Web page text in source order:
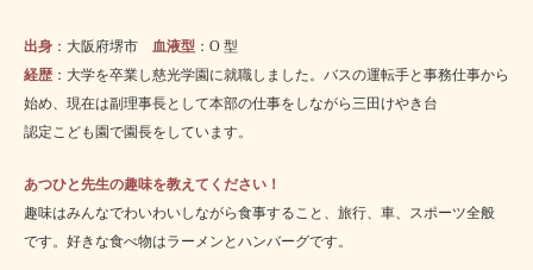
出身 ： 大阪府堺市 血液型 ： O 型
経歴 ： 大学を卒業し慈光学園に就職しました。バスの運転手と 事務仕事から
始め、 現在は副理事長として本部の仕事を しながら三田けやき台
認定こども園で園長を しています。
あつひと先生の趣味を教えてください！
趣味はみんなでわいわいしながら食事すること、旅行、車、 スポーツ全般
です。 好きな食べ物はラーメンと ハンバーグです。